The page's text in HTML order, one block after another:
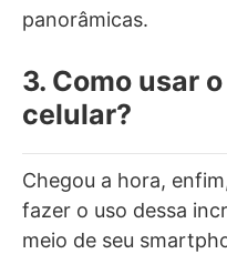
panorâmicas.
3. Como usar
celular?
Chegou a hora,
fazer o uso dessa
meio de seu